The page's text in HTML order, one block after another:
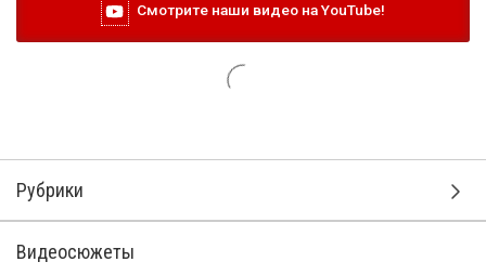
Смотрите наши видео на YouTube!
Рубрики
Видеосюжеты